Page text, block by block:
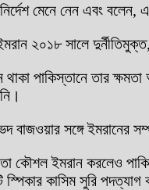
মেনে নেন এবং বলেন, এ
২০১৮ সালে
থাকা পাকিস্তানে তার
বাজওয়ার সঙ্গে
কৌশল ইমরান করলেও
কাসিম সুরি পদত্যাগ